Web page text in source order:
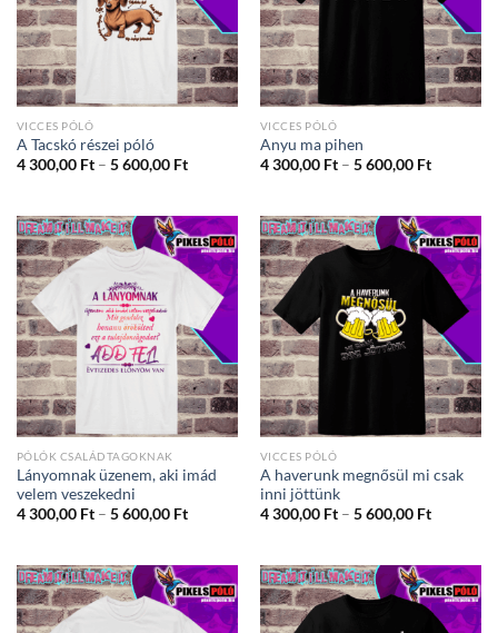
VICCES PÓLÓ
A Tacskó részei póló
4 300,00 Ft – 5 600,00 FtÁrtartomány:
5
600,00 Ft
VICCES PÓLÓ
Anyu ma pihen
4 300,00 Ft – 5 600,00 Ft
5
600,00 Ft
PÓLÓK CSALÁDTAGOKNAK
Lányomnak üzenem, aki imád
velem veszekedni
4 300,00 Ft – 5 600,00 FtÁrtartomány:
5
600,00 Ft
VICCES PÓLÓ
A haverunk megnősül mi csak
inni jöttünk
4 300,00 Ft – 5 600,00 Ft
5
600,00 Ft